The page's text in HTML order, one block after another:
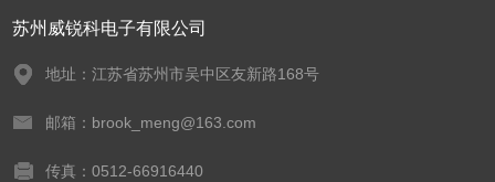
苏州威锐科电子有限公司
地址：江苏省苏州市吴中区友新路168号
邮箱：brook_meng@163.com
传真：0512-66916440